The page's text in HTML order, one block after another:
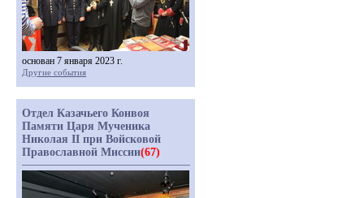
основан 7 января 2023 г.
Другие события
Отдел Казачьего Конвоя
Памяти Царя Мученика
Николая II при Войсковой
Православной Миссии(67)